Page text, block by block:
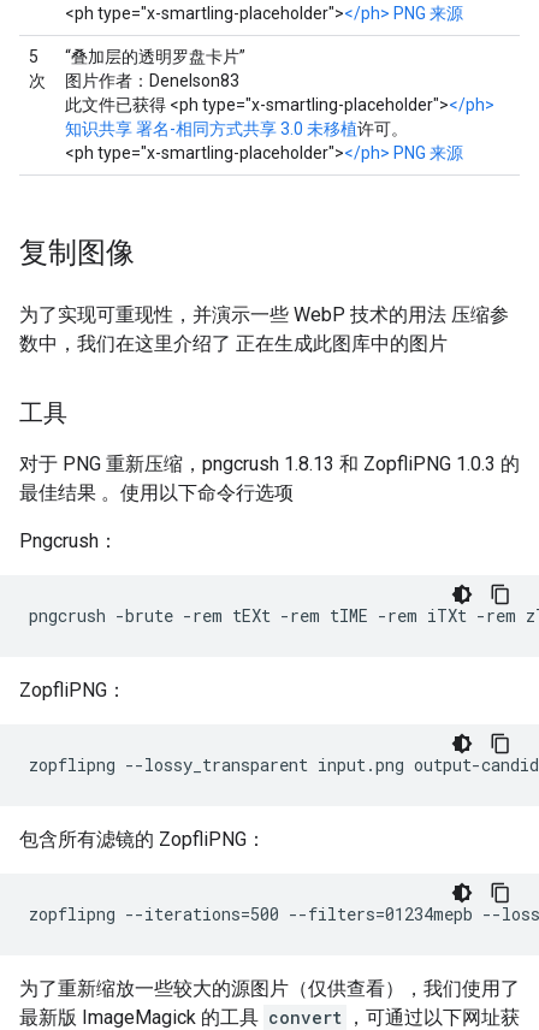
<ph type="x-smartling-placeholder"></ph> PNG 来源
5
次
“叠加层的透明罗盘卡片”
图片作者：Denelson83
此文件已获得 <ph type="x-smartling-placeholder"></ph>
知识共享署名-相同方式共享 3.0 未移植许可。
<ph type="x-smartling-placeholder"></ph> PNG 来源
复制图像
为了实现可重现性，并演示一些 WebP 技术的用法 压缩参
数中，我们在这里介绍了 正在生成此图库中的图片
工具
对于 PNG 重新压缩，pngcrush 1.8.13 和 ZopfliPNG 1.0.3 的
最佳结果 。使用以下命令行选项
Pngcrush：
ZopfliPNG：
包含所有滤镜的 ZopfliPNG：
为了重新缩放一些较大的源图片（仅供查看），我们使用了
最新版 ImageMagick 的工具 convert ，可通过以下网址获